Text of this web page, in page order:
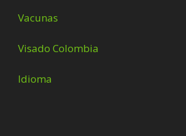
Vacunas
Visado Colombia
Idioma